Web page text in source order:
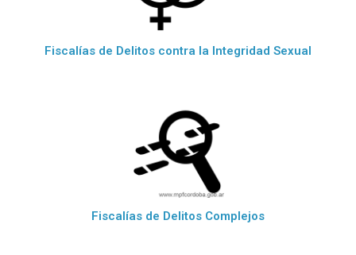
Fiscalías de Delitos contra la Integridad Sexual
Fiscalías de Delitos Complejos